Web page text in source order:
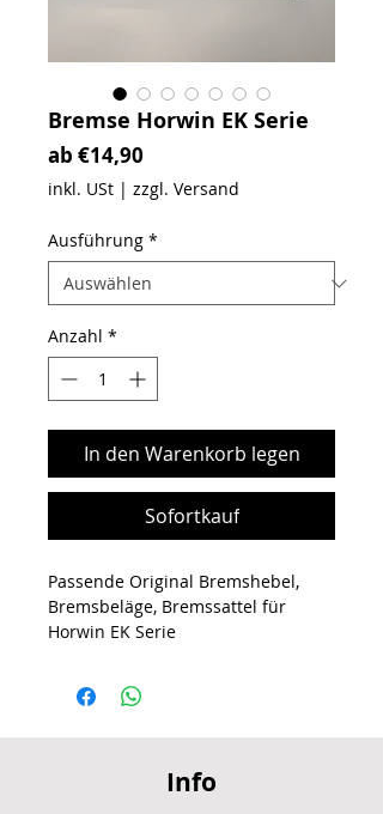
Bremse Horwin EK Serie
ab €14,90
inkl. USt | zzgl. Versand
Ausführung *
Anzahl *
In den Warenkorb legen
Sofortkauf
Passende Original Bremshebel,
Bremsbeläge, Bremssattel für
Horwin EK Serie
Info